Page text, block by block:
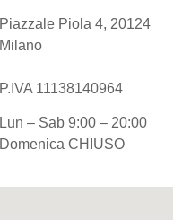
Piazzale Piola 4, 20124
Milano
P.IVA 11138140964
Lun – Sab 9:00 – 20:00
Domenica CHIUSO